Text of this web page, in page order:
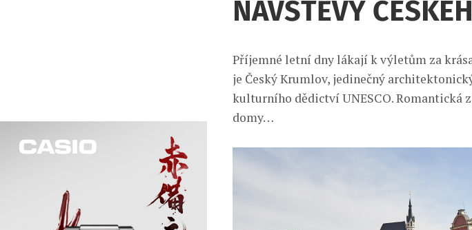
NÁVŠTĚVY
Příjemné letní dny lákají k výletům za
je Český Krumlov, jedinečný
kulturního dědictví UNESCO. Romantická
domy…